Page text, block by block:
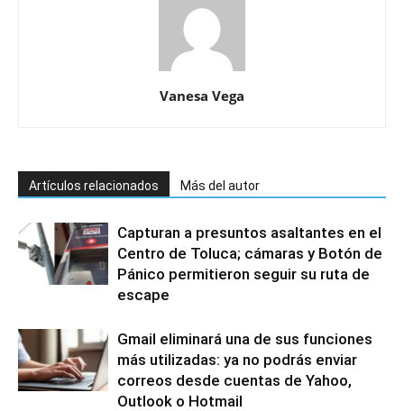
Vanesa Vega
Artículos relacionados Más del autor
Capturan a presuntos asaltantes en el
Centro de Toluca; cámaras y Botón de
Pánico permitieron seguir su ruta de
escape
Gmail eliminará una de sus funciones
más utilizadas: ya no podrás enviar
correos desde cuentas de Yahoo,
Outlook o Hotmail